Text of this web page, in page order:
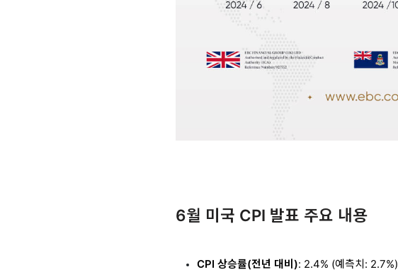
6월 미국 CPI 발표 주요 내용
CPI 상승률(전년 대비): 2.4% (예측치: 2.7%)